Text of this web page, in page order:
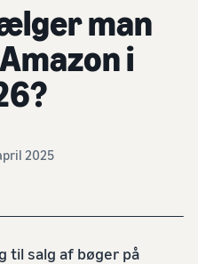
man
i
2025
til salg af bøger på